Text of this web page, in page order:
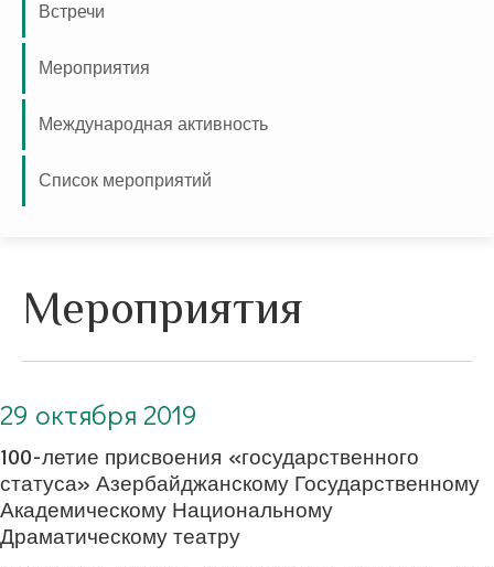
Встречи
Мероприятия
Международная активность
Список мероприятий
Мероприятия
29 октября 2019
100-летие присвоения «государственного
статуса» Азербайджанскому Государственному
Академическому Национальному
Драматическому театру